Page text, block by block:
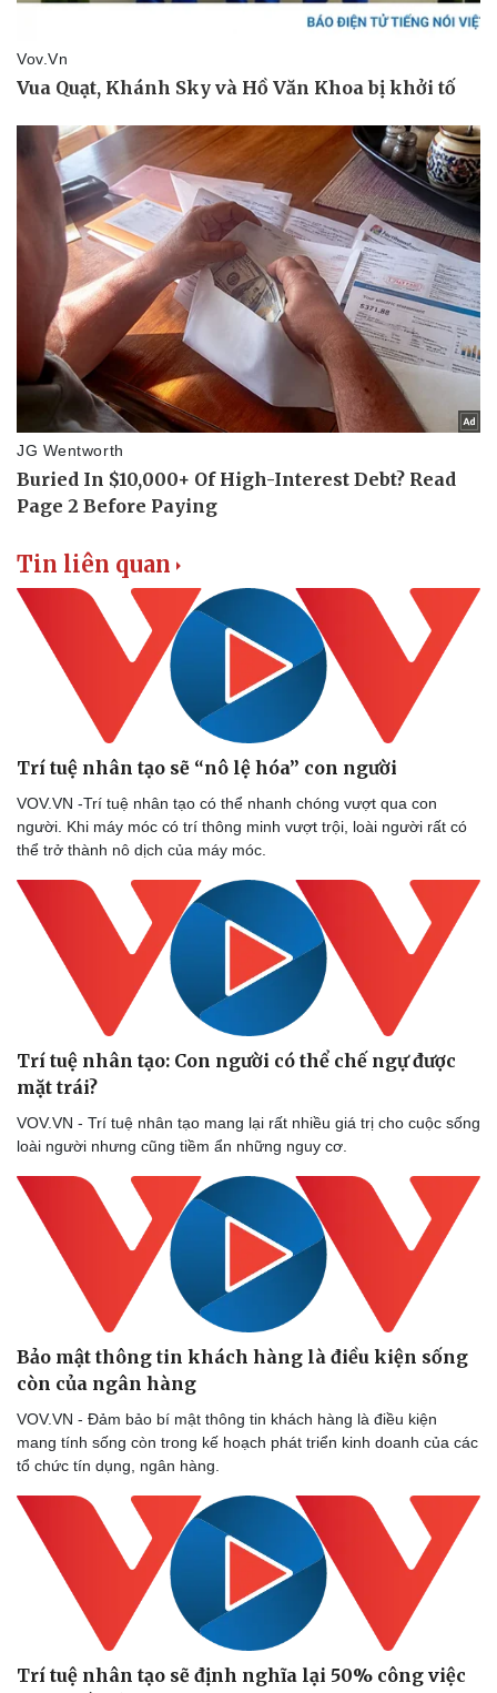
Thể thao
Bóng đá
Lịch thi đấu bóng đá
Thế giới thể thao
eSports
Hậu trường
Ô tô - Xe máy
Ô tô
Xe máy
Tư vấn
Tin liên quan
Trí tuệ nhân tạo sẽ “nô lệ hóa” con người
VOV.VN -Trí tuệ nhân tạo có thể nhanh chóng vượt qua con
người. Khi máy móc có trí thông minh vượt trội, loài người rất có
thể trở thành nô dịch của máy móc.
Trí tuệ nhân tạo: Con người có thể chế ngự được
mặt trái?
VOV.VN - Trí tuệ nhân tạo mang lại rất nhiều giá trị cho cuộc sống
loài người nhưng cũng tiềm ẩn những nguy cơ.
Bảo mật thông tin khách hàng là điều kiện sống
còn của ngân hàng
VOV.VN - Đảm bảo bí mật thông tin khách hàng là điều kiện
mang tính sống còn trong kế hoạch phát triển kinh doanh của các
tổ chức tín dụng, ngân hàng.
Trí tuệ nhân tạo sẽ định nghĩa lại 50% công việc